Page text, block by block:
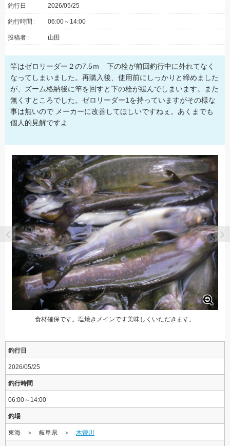
釣行日 2026/05/25
釣行時間 06:00～14:00
投稿者 山田
竿はゼロリーダー２の7.5ｍ 下の栓が前回釣行中に外れてなく
なってしまいました。再購入後、使用前にしっかりと締めました
が、ズーム格納後に竿を回すと下の栓が緩んでしまいます。また
無くすところでした。ゼロリーダー1を持っていますがその様な
事は無いので メーカーに改善してほしいですねぇ。あくまでも
個人的見解ですよ
食材確保です。塩焼きメインです美味しくいただきます。
釣行日
2026/05/25
釣行時間
06:00～14:00
釣場
東海 ＞ 岐阜県 ＞ 木曽川